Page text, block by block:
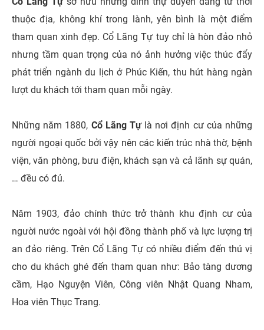
thuộc địa, không khí trong lành, yên bình là một điểm
tham quan xinh đẹp. Cổ Lãng Tự tuy chỉ là hòn đảo nhỏ
nhưng tầm quan trọng của nó ảnh hưởng việc thúc đẩy
phát triển ngành du lịch ở Phúc Kiến, thu hút hàng ngàn
lượt du khách tới tham quan mỗi ngày.
Những năm 1880, Cổ Lãng Tự là nơi định cư của những
người ngoại quốc bởi vậy nên các kiến trúc nhà thờ, bệnh
viện, văn phòng, bưu điện, khách sạn và cả lãnh sự quán,
… đều có đủ.
Năm 1903, đảo chính thức trở thành khu định cư của
người nước ngoài với hội đồng thành phố và lực lượng trị
an đảo riêng. Trên Cổ Lãng Tự có nhiều điểm đến thú vị
cho du khách ghé đến tham quan như: Bảo tàng dương
cầm, Hạo Nguyện Viên, Công viên Nhật Quang Nham,
Hoa viên Thục Trang.